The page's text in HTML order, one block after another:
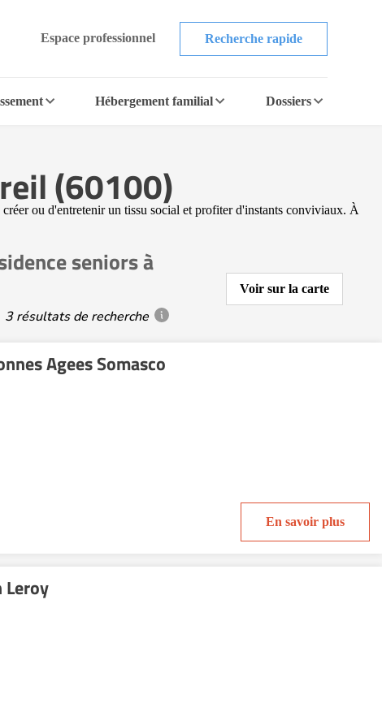
Espace professionnel Recherche rapide
Hébergement familial Dossiers
(60100)
ou d'entretenir un tissu social et profiter d'instants conviviaux. À
seniors à
3 résultats de recherche
Voir sur la carte
Agees Somasco
En savoir plus
Leroy